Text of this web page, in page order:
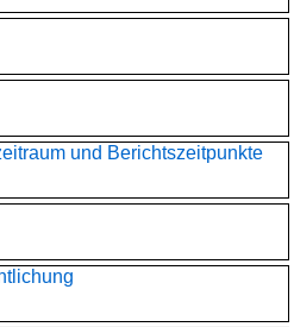
und Berichtszeitpunkte